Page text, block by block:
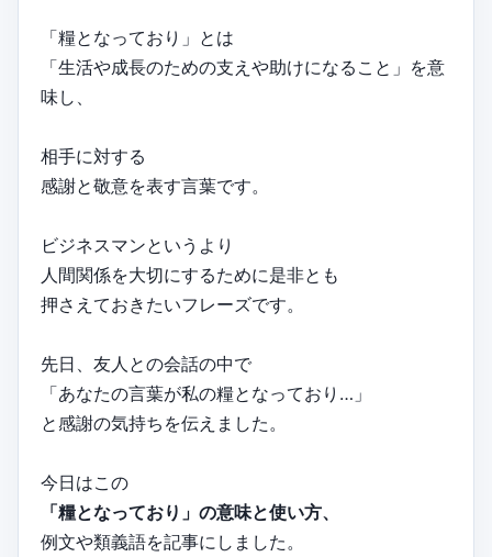
「糧となっており」とは
「生活や成長のための支えや助けになること」を意
味し、
相手に対する
感謝と敬意を表す言葉です。
ビジネスマンというより
人間関係を大切にするために是非とも
押さえておきたいフレーズです。
先日、友人との会話の中で
「あなたの言葉が私の糧となっており…」
と感謝の気持ちを伝えました。
今日はこの
「糧となっており」の意味と使い方、
例文や類義語を記事にしました。